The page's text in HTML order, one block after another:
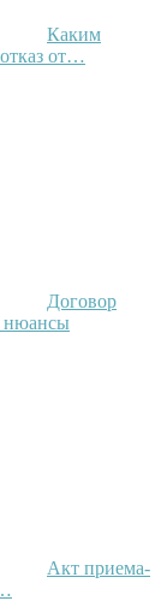
Каким
от…
Договор
нюансы
Акт приема-